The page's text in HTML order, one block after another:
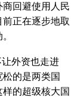
回避使用人民
正在逐步地取
外资也走进
的是两类国
的超级核大国